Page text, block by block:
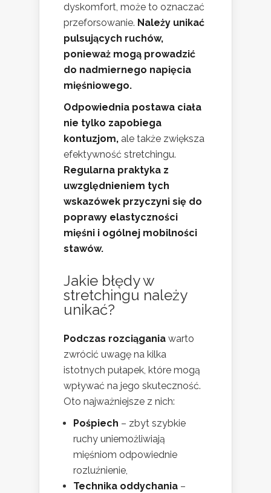
dyskomfort, może to oznaczać
przeforsowanie. Należy unikać
pulsujących ruchów,
ponieważ mogą prowadzić
do nadmiernego napięcia
mięśniowego.
Odpowiednia postawa ciała
nie tylko zapobiega
kontuzjom, ale także zwiększa
efektywność stretchingu.
Regularna praktyka z
uwzględnieniem tych
wskazówek przyczyni się do
poprawy elastyczności
mięśni i ogólnej mobilności
stawów.
Jakie błędy w
stretchingu należy
unikać?
Podczas rozciągania warto
zwrócić uwagę na kilka
istotnych pułapek, które mogą
wpływać na jego skuteczność.
Oto najważniejsze z nich:
Pośpiech – zbyt szybkie
ruchy uniemożliwiają
mięśniom odpowiednie
rozluźnienie,
Technika oddychania –